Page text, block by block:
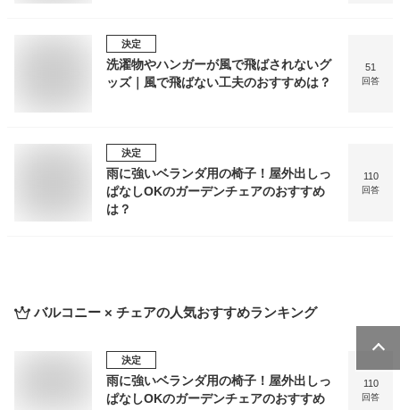
決定
洗濯物やハンガーが風で飛ばされないグ
ッズ｜風で飛ばない工夫のおすすめは？
51
回答
決定
雨に強いベランダ用の椅子！屋外出しっ
ぱなしOKのガーデンチェアのおすすめ
は？
110
回答
バルコニー × チェアの人気おすすめランキング
決定
雨に強いベランダ用の椅子！屋外出しっ
ぱなしOKのガーデンチェアのおすすめ
110
回答